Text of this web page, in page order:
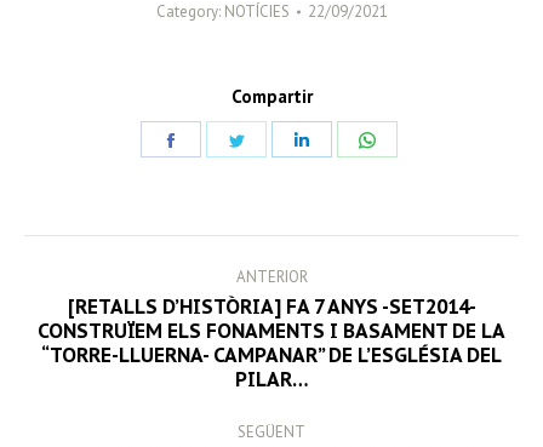
Category: NOTÍCIES 22/09/2021
Compartir
NAVIGATION
ANTERIOR
Previous
post:
[RETALLS D’HISTÒRIA] FA 7 ANYS -SET2014-
CONSTRUÏEM ELS FONAMENTS I BASAMENT DE LA
“TORRE-LLUERNA- CAMPANAR” DE L’ESGLÉSIA DEL
PILAR…
SEGÜENT